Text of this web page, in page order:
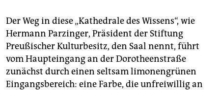
Der Weg in diese „Kathedrale des Wissens“, wie
Hermann Parzinger, Präsident der Stiftung
Preußischer Kulturbesitz, den Saal nennt, führt
vom Haupteingang an der Dorotheenstraße
zunächst durch einen seltsam limonengrünen
Eingangsbereich: eine Farbe, die unfreiwillig an